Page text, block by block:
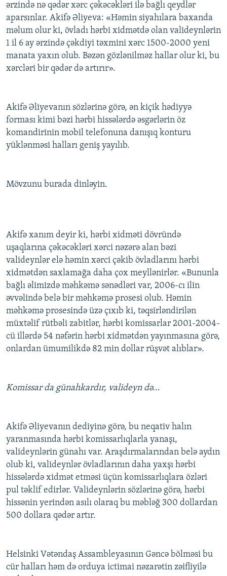
ərzində nə qədər xərc çəkəcəkləri ilə bağlı qeydlər
aparsınlar. Akifə Əliyeva: «Həmin siyahılara baxanda
məlum olur ki, övladı hərbi xidmətdə olan valideynlərin
1 il 6 ay ərzində çəkdiyi təxmini xərc 1500-2000 yeni
manata yaxın olub. Bəzən gözlənilməz hallar olur ki, bu
xərcləri bir qədər də artırır».
Akifə Əliyevanın sözlərinə görə, ən kiçik hədiyyə
forması kimi bəzi hərbi hissələrdə əsgərlərin öz
komandirinin mobil telefonuna danışıq konturu
yüklənməsi halları geniş yayılıb.
Mövzunu burada dinləyin.
Akifə xanım deyir ki, hərbi xidməti dövründə
uşaqlarına çəkəcəkləri xərci nəzərə alan bəzi
valideynlər elə həmin xərci çəkib övladlarını hərbi
xidmətdən saxlamağa daha çox meyllənirlər. «Bununla
bağlı əlimizdə məhkəmə sənədləri var, 2006-cı ilin
əvvəlində belə bir məhkəmə prosesi olub. Həmin
məhkəmə prosesində üzə çıxıb ki, təqsirləndirilən
müxtəlif rütbəli zabitlər, hərbi komissarlar 2001-2004-
cü illərdə 54 nəfərin hərbi xidmətdən yayınmasına görə,
onlardan ümumilikdə 82 min dollar rüşvət alıblar».
Komissar da günahkardır, valideyn də…
Akifə Əliyevanın dediyinə görə, bu neqativ halın
yaranmasında hərbi komissarlıqlarla yanaşı,
valideynlərin günahı var. Araşdırmalarından belə aydın
olub ki, valideynlər övladlarının daha yaxşı hərbi
hissələrdə xidmət etməsi üçün komissarlıqlara özləri
pul təklif edirlər. Valideynlərin sözlərinə görə, hərbi
hissənin yerindən asılı olaraq bu məbləğ 300 dollardan
500 dollara qədər artır.
Helsinki Vətəndaş Assambleyasının Gəncə bölməsi bu
cür halları həm də orduya ictimai nəzarətin zəifliyilə